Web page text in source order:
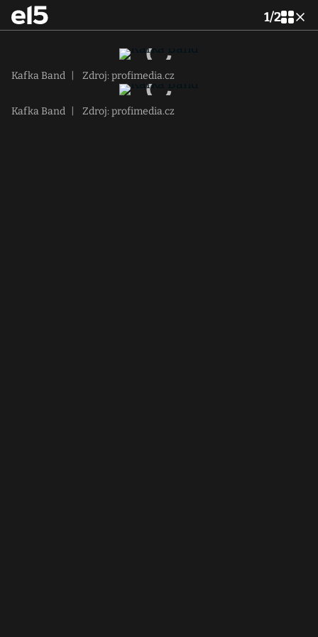
1/2
Kafka Band Zdroj: profimedia.cz
Kafka Band Zdroj: profimedia.cz